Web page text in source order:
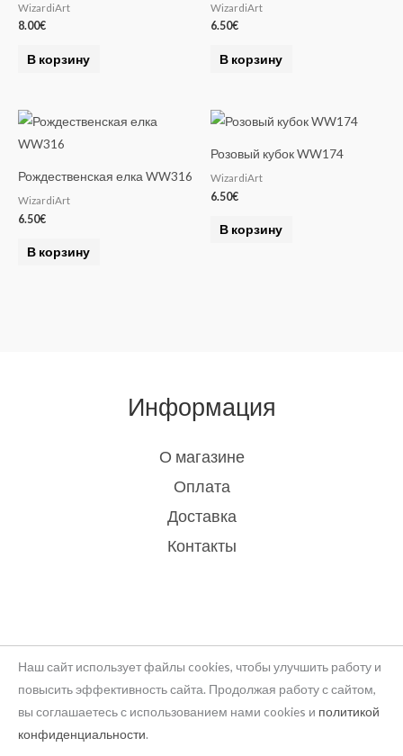
WizardiArt
8.00€
В корзину
WizardiArt
6.50€
В корзину
Рождественская елка WW316
WizardiArt
6.50€
В корзину
Розовый кубок WW174
WizardiArt
6.50€
В корзину
Информация
О магазине
Оплата
Доставка
Контакты
Наш сайт использует файлы cookies, чтобы улучшить работу и
повысить эффективность сайта. Продолжая работу с сайтом,
вы соглашаетесь с использованием нами cookies и политикой
конфиденциальности.